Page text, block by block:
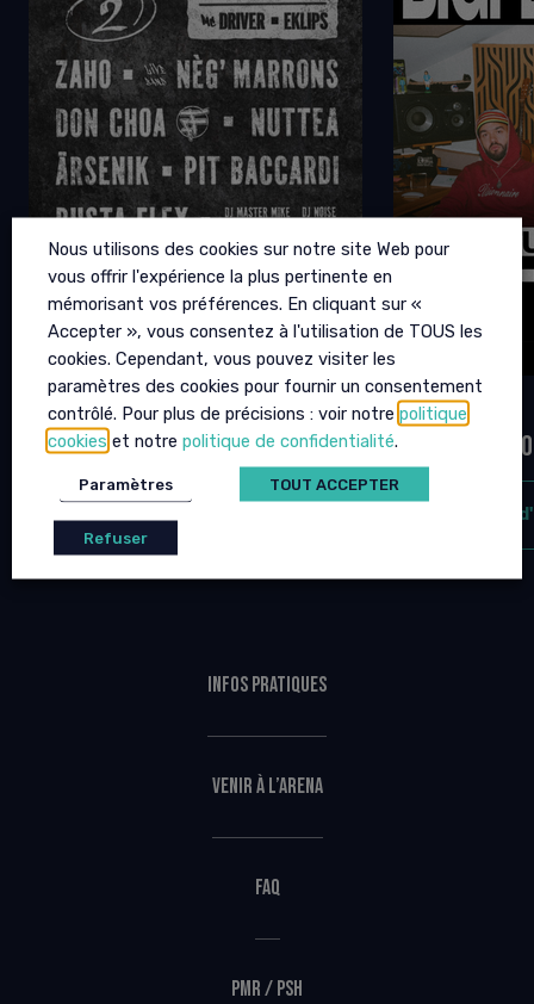
URBAN CORNER 2
12 SEPTEMBRE 2026 - 19H00
plus d'infos
BIGFLO
02 OCTOBRE
plus
Infos pratiques
Venir à l’Arena
FAQ
PMR / PSH
Nous utilisons des cookies sur notre site Web pour
vous offrir l'expérience la plus pertinente en
mémorisant vos préférences. En cliquant sur «
Accepter », vous consentez à l'utilisation de TOUS les
cookies. Cependant, vous pouvez visiter les
paramètres des cookies pour fournir un consentement
contrôlé. Pour plus de précisions : voir notre politique
cookies et notre politique de confidentialité.
Paramètres TOUT ACCEPTER
Refuser